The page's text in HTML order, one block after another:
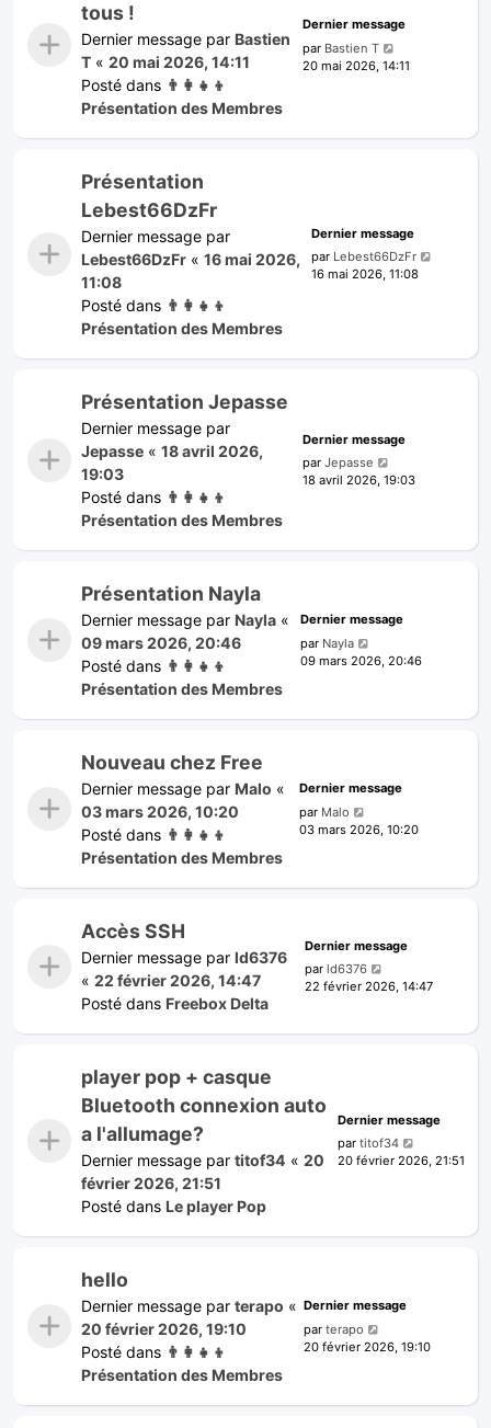
tous !
Dernier message par Bastien
T « 20 mai 2026, 14:11
Posté dans 👨‍👩‍👧‍👦
Présentation des Membres
Dernier message
par Bastien T
20 mai 2026, 14:11
Présentation
Lebest66DzFr
Dernier message par
Lebest66DzFr « 16 mai 2026,
11:08
Posté dans 👨‍👩‍👧‍👦
Présentation des Membres
Dernier message
par Lebest66DzFr
16 mai 2026, 11:08
Présentation Jepasse
Dernier message par
Jepasse « 18 avril 2026,
19:03
Posté dans 👨‍👩‍👧‍👦
Présentation des Membres
Dernier message
parJepasse
18 avril 2026, 19:03
Présentation Nayla
Dernier message par Nayla «
09 mars 2026, 20:46
Posté dans 👨‍👩‍👧‍👦
Présentation des Membres
Dernier message
par Nayla
09 mars 2026, 20:46
Nouveau chez Free
Dernier message par Malo «
03 mars 2026, 10:20
Posté dans 👨‍👩‍👧‍👦
Présentation des Membres
Dernier message
par Malo
03 mars 2026, 10:20
Accès SSH
Dernier message par ld6376
« 22 février 2026, 14:47
Posté dans Freebox Delta
Dernier message
parld6376
22 février 2026, 14:47
player pop + casque
Bluetooth connexion auto
a l'allumage?
Dernier message par titof34 « 20
février 2026, 21:51
Posté dans Le player Pop
Dernier message
partitof34
20 février 2026, 21:51
hello
Dernier message par terapo «
20 février 2026, 19:10
Posté dans 👨‍👩‍👧‍👦
Présentation des Membres
Dernier message
parterapo
20 février 2026, 19:10